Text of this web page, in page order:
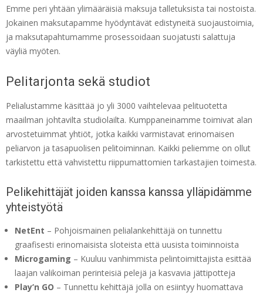
Emme peri yhtään ylimääräisiä maksuja talletuksista tai nostoista.
Jokainen maksutapamme hyödyntävät edistyneitä suojaustoimia,
ja maksutapahtumamme prosessoidaan suojatusti salattuja
väyliä myöten.
Pelitarjonta sekä studiot
Pelialustamme käsittää jo yli 3000 vaihtelevaa pelituotetta
maailman johtavilta studiolailta. Kumppaneinamme toimivat alan
arvostetuimmat yhtiöt, jotka kaikki varmistavat erinomaisen
peliarvon ja tasapuolisen pelitoiminnan. Kaikki peliemme on ollut
tarkistettu että vahvistettu riippumattomien tarkastajien toimesta.
Pelikehittäjät joiden kanssa kanssa ylläpidämme
yhteistyötä
NetEnt – Pohjoismainen pelialankehittäjä on tunnettu
graafisesti erinomaisista sloteista että uusista toiminnoista
Microgaming – Kuuluu vanhimmista pelintoimittajista esittää
laajan valikoiman perinteisiä pelejä ja kasvavia jättipotteja
Play’n GO – Tunnettu kehittäjä jolla on esiintyy huomattava